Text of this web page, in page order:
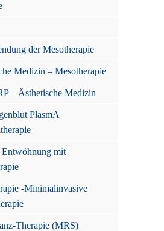
der Mesotherapie
Medizin – Mesotherapie
– Ästhetische Medizin
PlasmA
Entwöhnung mit
-Minimalinvasive
Therapie (MRS)